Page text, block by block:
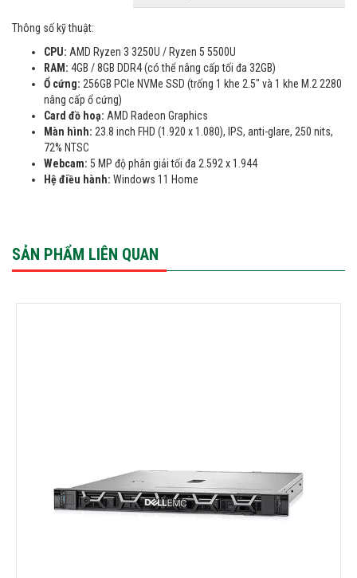
Thông số kỹ thuật:
CPU: AMD Ryzen 3 3250U / Ryzen 5 5500U
RAM: 4GB / 8GB DDR4 (có thể nâng cấp tối đa 32GB)
Ổ cứng: 256GB PCIe NVMe SSD (trống 1 khe 2.5″ và 1 khe M.2 2280
nâng cấp ổ cứng)
Card đồ hoạ: AMD Radeon Graphics
Màn hình: 23.8 inch FHD (1.920 x 1.080), IPS, anti-glare, 250 nits,
72% NTSC
Webcam: 5 MP độ phân giải tối đa 2.592 x 1.944
Hệ điều hành: Windows 11 Home
SẢN PHẨM LIÊN QUAN